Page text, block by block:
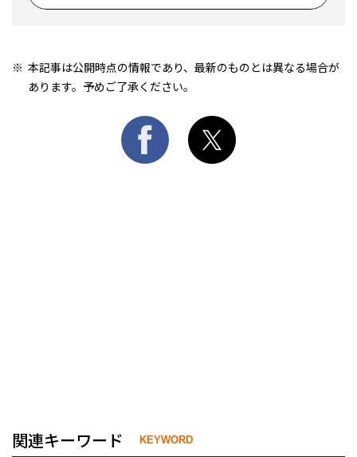
本記事は公開時点の情報であり、最新のものとは異なる場合が
あります。予めご了承ください。
関連キーワード KEYWORD